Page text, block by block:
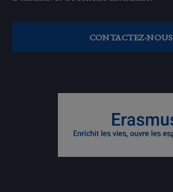
CONTACTEZ-NOUS